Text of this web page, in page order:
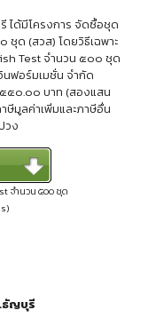
ได้มีโครงการ จัดซื้อชุด
ชุด (สวส) โดยวิธีเฉพาะ
Test จำนวน ๕๐๐ ชุด
นฟอร์มเมชั่น จำกัด
๕๐.๐๐ บาท (สองแสน
มูลค่าเพิ่มและภาษีอื่น
วง
จำนวน ๕๐๐ ชุด
ธัญบุรี